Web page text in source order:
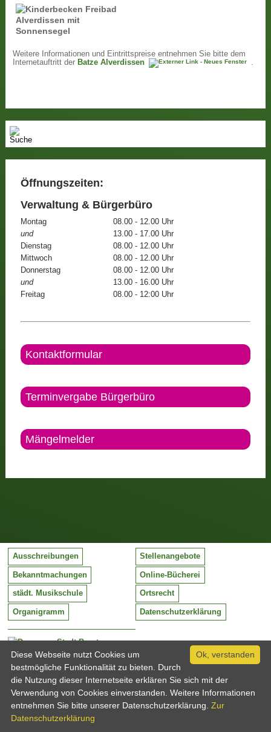
Weitere Informationen und Eintrittspreise entnehmen Sie bitte dem
Internetauftritt der Batze Alverdissen .
Öffnungszeiten:
Verwaltung & Bürgerbüro
Montag
08.00 - 12.00 Uhr
und
13.00 - 17.00 Uhr
Dienstag
08.00 - 12.00 Uhr
Mittwoch
08.00 - 12.00 Uhr
Donnerstag
08.00 - 12.00 Uhr
und
13.00 - 16.00 Uhr
Freitag
08.00 - 12:00 Uhr
Kontaktformular
Terminvergabe Bürgerbüro
Mängelmelder
Stadt Barntrup
Mittelstraße 38
32683 Barntrup
Tel:
Email:
05263 / 409-0
info@barntrup.de
Ausschreibungen Stellenangebote
Bekanntmachungen Online-Bücherei
städt. Musikschule Ortsrecht
Organigramm Datenschutzerklärung
Ok, verstanden
Diese Webseite nutzt Cookies um
bestmögliche Funktionalität zu bieten. Durch
die Nutzung dieser Internetseite erklären Sie sich mit der
Verwendung von Cookies einverstanden. Weitere Informationen
entnehmen Sie bitte unserer Datenschutzerklärung. Zur
Datenschutzerklärung